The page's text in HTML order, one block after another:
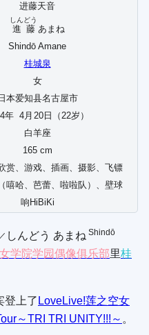
进藤天音
進藤
しんどう
あまね
Shindō Amane
桂城泉
女
日本爱知县名古屋市
年 4月 20日（22岁）
白羊座
165 cm
赏、游戏、插画、摄影、飞镖
嘻哈、芭蕾、啦啦队）、壁球
响HiBiKi
しんどう あまね Shindō
学院学园偶像俱乐部里桂
登上了 LoveLive!莲之空女
～TRI TRI UNITY!!!～ 。